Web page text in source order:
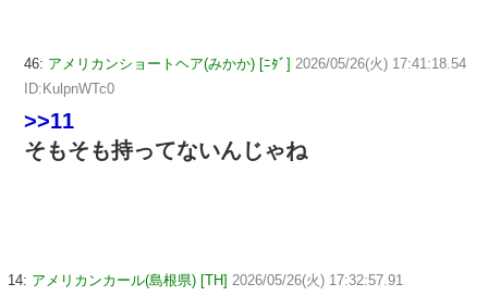
46: アメリカンショートヘア(みかか) [ﾆﾀﾞ] 2026/05/26(火) 17:41:18.54
ID:KulpnWTc0
>>11
そもそも持ってないんじゃね
14: アメリカンカール(島根県) [TH] 2026/05/26(火) 17:32:57.91